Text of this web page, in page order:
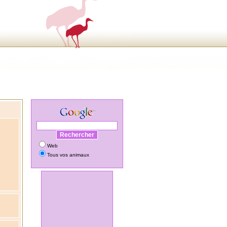
Web
Tous vos animaux